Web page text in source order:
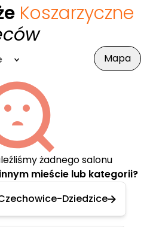
Koszarzyczne
Mapa
żadnego salonu
mieście lub kategorii?
Dziedzice